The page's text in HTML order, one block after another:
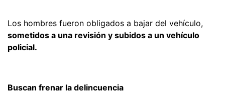
Los hombres fueron obligados a bajar del vehículo,
sometidos a una revisión y subidos a un vehículo
policial.
Buscan frenar la delincuencia